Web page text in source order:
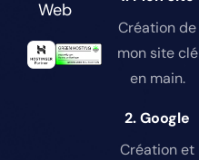
Web
Création de
mon site clé
en main.
2. Google
Création et